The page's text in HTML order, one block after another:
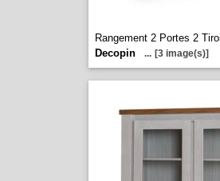
Rangement 2 Portes 2
Decopin
... [3 image(s)]